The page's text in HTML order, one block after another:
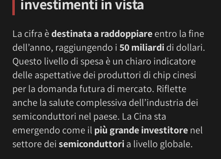
investimenti in vista
La cifra èdestinata a raddoppiareentro la fine
dell’anno, raggiungendo i50 miliardidi dollari.
Questo livello di spesa è un chiaro indicatore
delle aspettative dei produttori di chip cinesi
per la domanda futura di mercato. Riflette
anche la salute complessiva dell’industria dei
semiconduttori nel paese. La Cina sta
emergendo come il più grande investitorenel
settore deisemiconduttoria livello globale.